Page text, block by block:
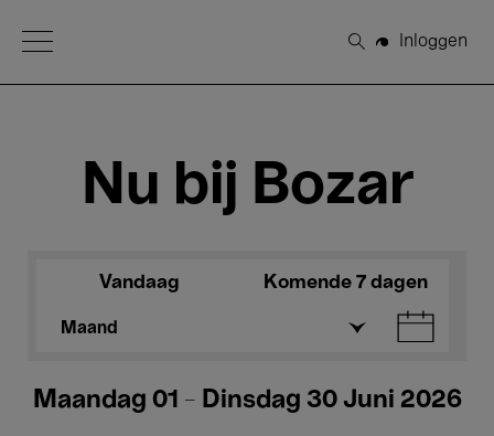
Open Menu
Zoeken
Inloggen
Nu bij Bozar
Vandaag Komende 7 dagen
Maand
Maandag 01 - Dinsdag 30 Juni 2026